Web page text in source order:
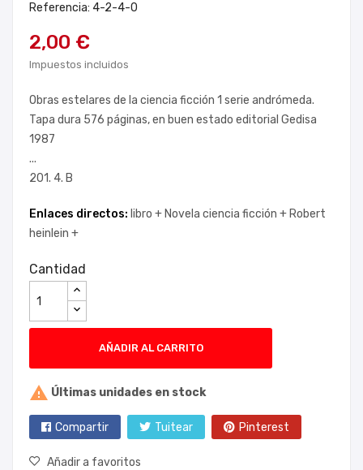
Referencia: 4-2-4-0
2,00 €
Impuestos incluidos
Obras estelares de la ciencia ficción 1 serie andrómeda.
Tapa dura 576 páginas, en buen estado editorial Gedisa
1987
...
201. 4. B
Enlaces directos: libro + Novela ciencia ficción + Robert
heinlein +
Cantidad
AÑADIR AL CARRITO
 Últimas unidades en stock
Compartir Tuitear Pinterest
Añadir a favoritos